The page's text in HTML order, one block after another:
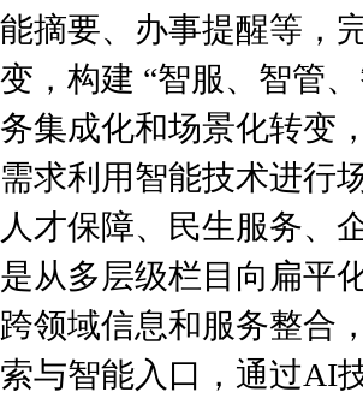
能摘要、办事提醒等，
变，构建 “智服、智管
务集成化和场景化转变
需求利用智能技术进行
人才保障、民生服务、
是从多层级栏目向扁平
跨领域信息和服务整合
索与智能入口，通过AI